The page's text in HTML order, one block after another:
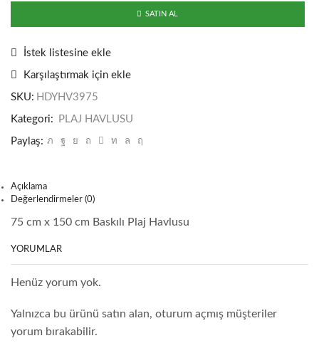
SATIN AL
İstek listesine ekle
Karşılaştırmak için ekle
SKU: HDYHV3975
Kategori: PLAJ HAVLUSU
Paylaş:
Açıklama
Değerlendirmeler (0)
75 cm x 150 cm Baskılı Plaj Havlusu
YORUMLAR
Henüz yorum yok.
Yalnızca bu ürünü satın alan, oturum açmış müşteriler
yorum bırakabilir.